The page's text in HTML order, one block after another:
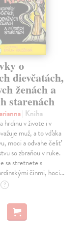
o
dievčatách,
ženách a
starenách
| Kniha
hrdinu v živote i v
muž, a to vďaka
moci a odvahe čeliť
so zbraňou v ruke.
sa stretnete s
činmi, hoci…
?